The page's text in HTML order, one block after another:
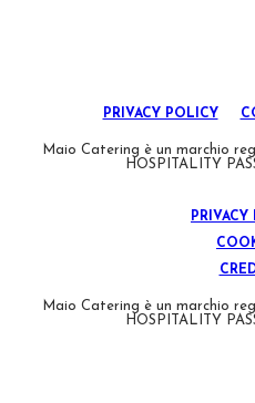
PRIVACY POLICY
Maio Catering è un marchio
HOSPITALITY
PRIVACY
Maio Catering è un marchio
HOSPITALITY